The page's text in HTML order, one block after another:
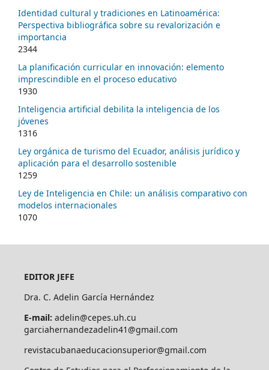
Identidad cultural y tradiciones en Latinoamérica:
Perspectiva bibliográfica sobre su revalorización e
importancia
2344
La planificación curricular en innovación: elemento
imprescindible en el proceso educativo
1930
Inteligencia artificial debilita la inteligencia de los
jóvenes
1316
Ley orgánica de turismo del Ecuador, análisis jurídico y
aplicación para el desarrollo sostenible
1259
Ley de Inteligencia en Chile: un análisis comparativo con
modelos internacionales
1070
EDITOR JEFE
Dra. C. Adelin García Hernández
E-mail: adelin@cepes.uh.cu
garciahernandezadelin41@gmail.com
revistacubanaeducacionsuperior@gmail.com